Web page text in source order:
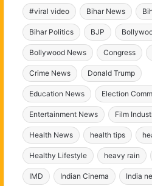
#viral video Bihar News
Bihar Politics BJP
Bollywood News Congress
Crime News Donald Trump
Education News Election
Entertainment News Film
Health News health tips
Healthy Lifestyle heavy rain
IMD Indian Cinema India